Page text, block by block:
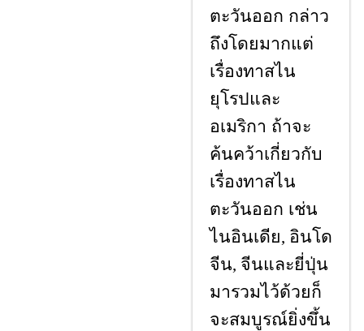
ตะวันออก กล่าว
ถึงโดยมากแต่
เรื่องทาสไน
ยุโรปและ
อเมริกา ถ้าจะ
ค้นคว้าเกี่ยวกับ
เรื่องทาสไน
ตะวันออก เช่น
ไนอินเดีย, อินโด
จีน, จีนและยี่ปุ่น
มารวมไว้ด้วยก็
จะสมบูรณ์ยิ่งขึ้น